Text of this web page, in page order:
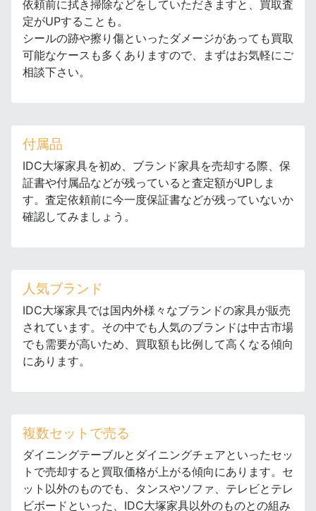
依頼前に拭き掃除などをしていただきますと、買取査
定がUPすることも。
シールの跡や擦り傷といったダメージがあっても買取
可能なケースも多くありますので、まずはお気軽にご
相談下さい。
付属品
IDC大塚家具を初め、ブランド家具を売却する際、保
証書や付属品などが残っていると査定額がUPしま
す。査定依頼前に今一度保証書などが残っていないか
確認してみましょう。
人気ブランド
IDC大塚家具では国内外様々なブランドの家具が販売
されています。その中でも人気のブランドは中古市場
でも需要が高いため、買取額も比例して高くなる傾向
にあります。
複数セットで売る
ダイニングテーブルとダイニングチェアといったセッ
トで売却すると買取価格が上がる傾向にあります。セ
ット以外のものでも、タンスやソファ、テレビとテレ
ビボードといった、IDC大塚家具以外のものとの組み